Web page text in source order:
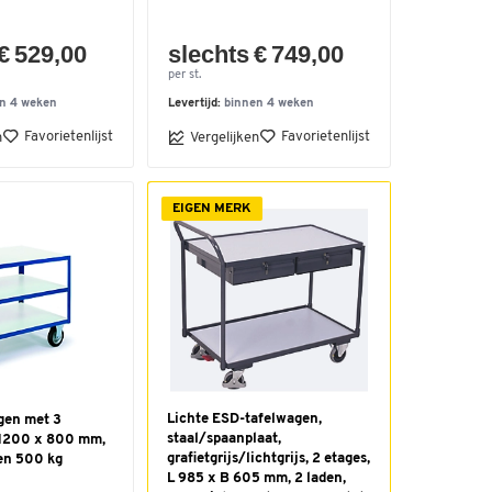
529,00
4 weken
Favorietenlijst
slechts € 749,00
per st.
Levertijd: binnen 4 weken
Vergelijken Favorietenlijst
met 3
x 800 mm,
500 kg
EIGEN MERK
Lichte ESD-tafelwagen,
staal/spaanplaat,
grafietgrijs/lichtgrijs, 2 etages,
L 985 x B 605 mm, 2 laden,